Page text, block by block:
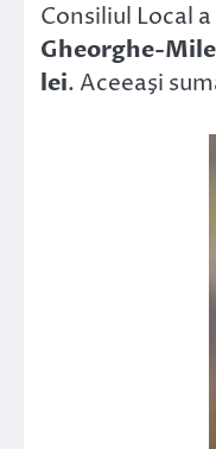
Consiliul Local
Gheorghe-
lei. Aceeaşi